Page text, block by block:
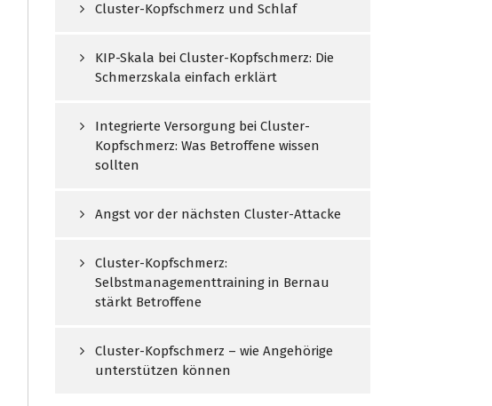
Cluster-Kopfschmerz und Schlaf
KIP-Skala bei Cluster-Kopfschmerz: Die
Schmerzskala einfach erklärt
Integrierte Versorgung bei Cluster-
Kopfschmerz: Was Betroffene wissen
sollten
Angst vor der nächsten Cluster-Attacke
Cluster-Kopfschmerz:
Selbstmanagementtraining in Bernau
stärkt Betroffene
Cluster-Kopfschmerz – wie Angehörige
unterstützen können